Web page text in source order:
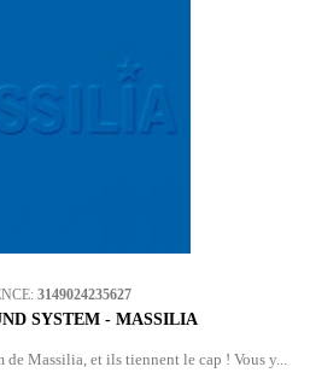
3149024235627
SYSTEM - MASSILIA
Massilia, et ils tiennent le cap ! Vous y...